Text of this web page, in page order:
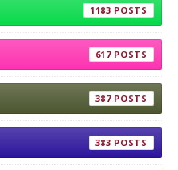
1183
617
387
383